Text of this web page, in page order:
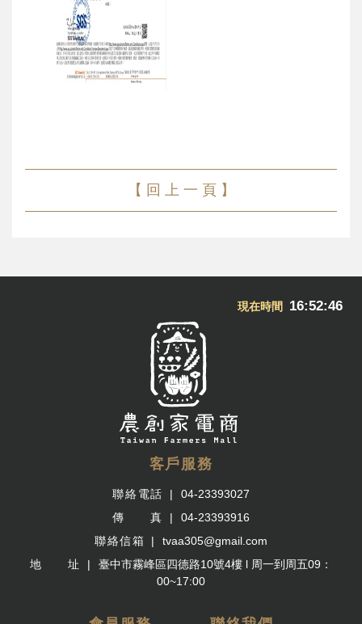
【 回 上 一 頁 】
現在時間 16:52:47
客戶服務
聯絡電話
04-23393027
傳 真
04-23393916
聯絡信箱
tvaa305@gmail.com
地 址
臺中市霧峰區四德路10號4樓 l 周一到周五09：
00~17:00